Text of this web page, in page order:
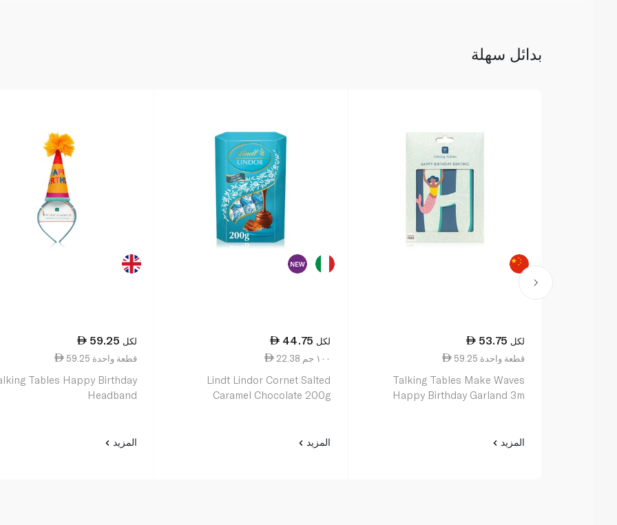
بدائل سهلة
53.75 لكل
59.25 قطعة واحدة
Talking Tables Make Waves
Happy Birthday Garland 3m
المزيد
44.75 لكل
22.38 ١٠٠ جم
Lindt Lindor Cornet Salted
Caramel Chocolate 200g
المزيد
59.25 لكل
59.25 قطعة واحدة
Tables Happy Birthday
Headband
المزيد